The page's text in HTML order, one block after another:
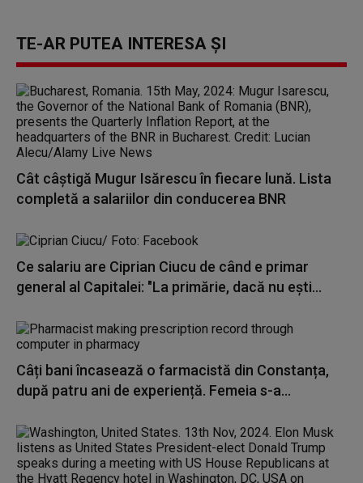
TE-AR PUTEA INTERESA ȘI
Cât câștigă Mugur Isărescu în fiecare lună. Lista
completă a salariilor din conducerea BNR
Ce salariu are Ciprian Ciucu de când e primar
general al Capitalei: "La primărie, dacă nu eşti...
Câți bani încasează o farmacistă din Constanța,
după patru ani de experiență. Femeia s-a...